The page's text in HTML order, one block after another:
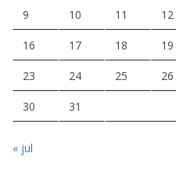
9 10 11 12
16 17 18 19
23 24 25 26
30 31
« jul